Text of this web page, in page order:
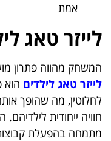
אמת
לייזר טאג
המשחק מהווה פתרון
לייזר טאג לילדים הוא
לחלוטין, מה שהופך
חוויה ייחודית
מתמחה בהפעלת